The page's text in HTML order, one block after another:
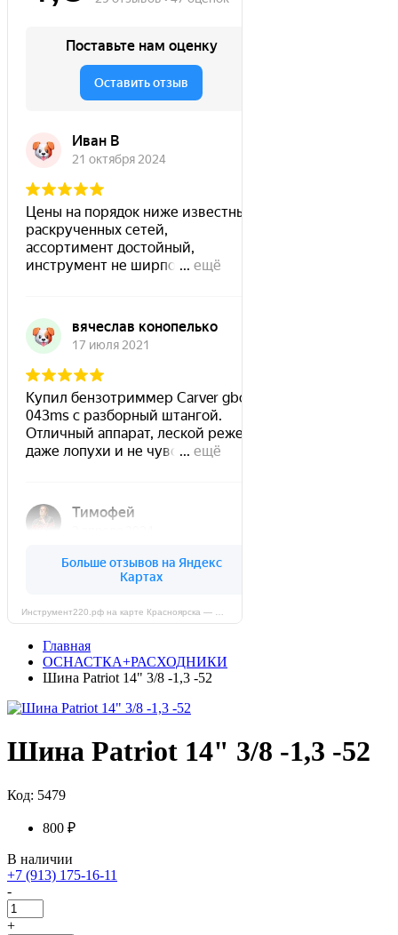
Главная
ОСНАСТКА+РАСХОДНИКИ
Шина Patriot 14" 3/8 -1,3 -52
Шина Patriot 14" 3/8 -1,3 -52
Код: 5479
800 ₽
В наличии
+7 (913) 175-16-11
-
+